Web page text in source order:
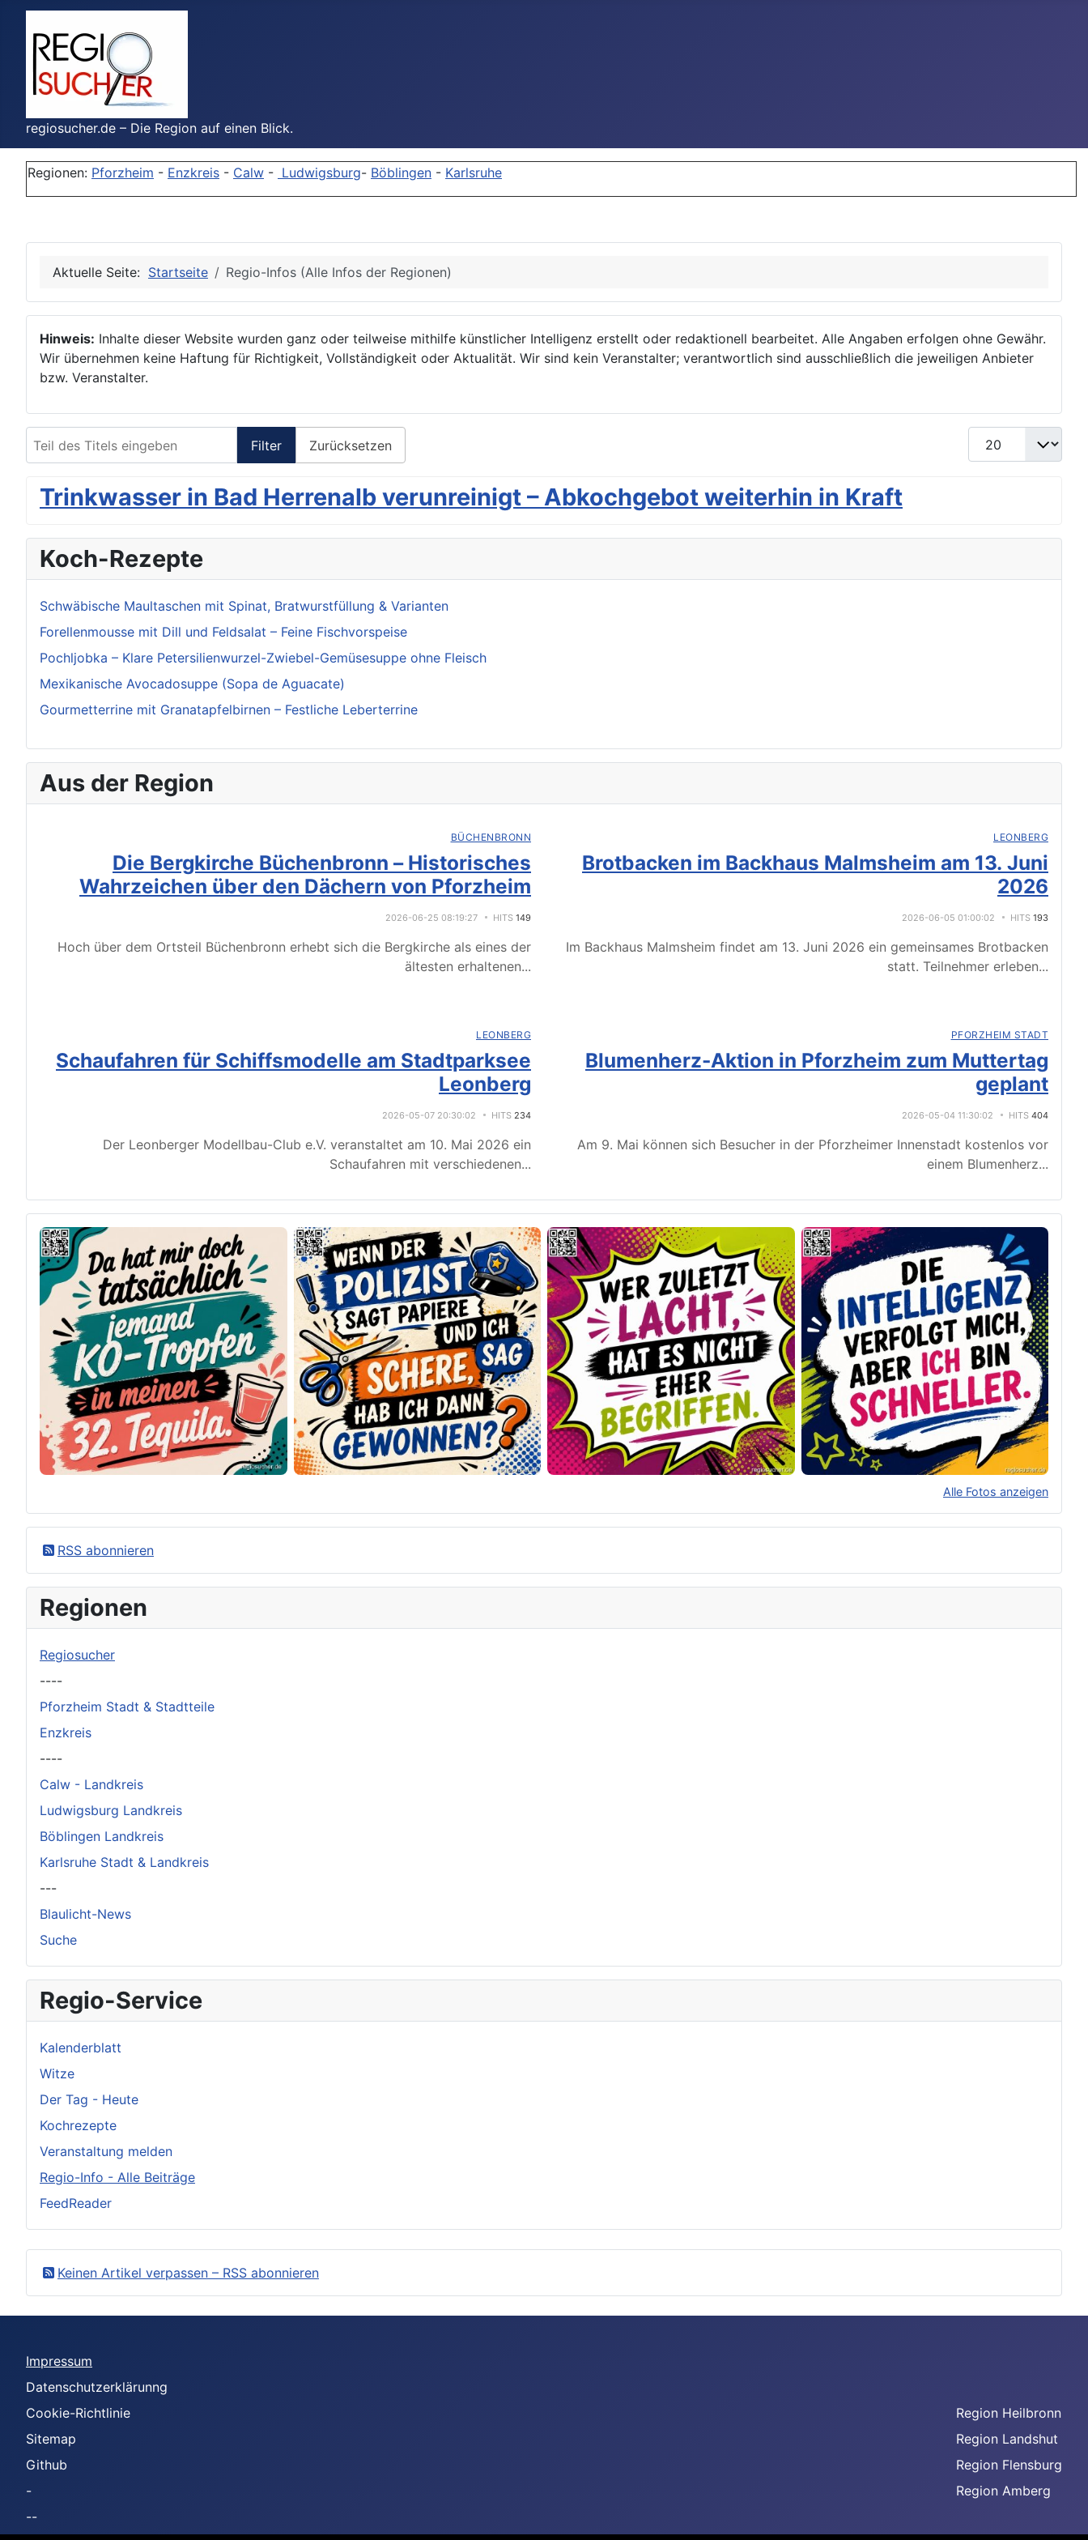
regiosucher.de – Die Region auf einen Blick.
Regionen: Pforzheim - Enzkreis - Calw - Ludwigsburg- Böblingen - Karlsruhe
Aktuelle Seite: Startseite Regio-Infos (Alle Infos der Regionen)
Hinweis: Inhalte dieser Website wurden ganz oder teilweise mithilfe künstlicher Intelligenz erstellt oder redaktionell bearbeitet. Alle Angaben erfolgen ohne Gewähr.
Wir übernehmen keine Haftung für Richtigkeit, Vollständigkeit oder Aktualität. Wir sind kein Veranstalter; verantwortlich sind ausschließlich die jeweiligen Anbieter
bzw. Veranstalter.
Filter Zurücksetzen
Anzeige #
Trinkwasser in Bad Herrenalb verunreinigt – Abkochgebot weiterhin in Kraft
Koch-Rezepte
Schwäbische Maultaschen mit Spinat, Bratwurstfüllung & Varianten
Forellenmousse mit Dill und Feldsalat – Feine Fischvorspeise
Pochljobka – Klare Petersilienwurzel-Zwiebel-Gemüsesuppe ohne Fleisch
Mexikanische Avocadosuppe (Sopa de Aguacate)
Gourmetterrine mit Granatapfelbirnen – Festliche Leberterrine
Aus der Region
BÜCHENBRONN
Die Bergkirche Büchenbronn – Historisches
Wahrzeichen über den Dächern von Pforzheim
2026-06-25 08:19:27 HITS 149
Hoch über dem Ortsteil Büchenbronn erhebt sich die Bergkirche als eines der
ältesten erhaltenen...
LEONBERG
Brotbacken im Backhaus Malmsheim am 13. Juni
2026
2026-06-05 01:00:02 HITS 193
Im Backhaus Malmsheim findet am 13. Juni 2026 ein gemeinsames Brotbacken
statt. Teilnehmer erleben...
LEONBERG
Schaufahren für Schiffsmodelle am Stadtparksee
Leonberg
2026-05-07 20:30:02 HITS 234
Der Leonberger Modellbau-Club e.V. veranstaltet am 10. Mai 2026 ein
Schaufahren mit verschiedenen...
PFORZHEIM STADT
Blumenherz-Aktion in Pforzheim zum Muttertag
geplant
2026-05-04 11:30:02 HITS 404
Am 9. Mai können sich Besucher in der Pforzheimer Innenstadt kostenlos vor
einem Blumenherz...
Alle Fotos anzeigen
RSS abonnieren
Regionen
Regiosucher
----
Pforzheim Stadt & Stadtteile
Enzkreis
----
Calw - Landkreis
Ludwigsburg Landkreis
Böblingen Landkreis
Karlsruhe Stadt & Landkreis
---
Blaulicht-News
Suche
Regio-Service
Kalenderblatt
Witze
Der Tag - Heute
Kochrezepte
Veranstaltung melden
Regio-Info - Alle Beiträge
FeedReader
Keinen Artikel verpassen – RSS abonnieren
Impressum
Datenschutzerklärunng
Cookie-Richtlinie
Sitemap
Github
-
--
Region Heilbronn
Region Landshut
Region Flensburg
Region Amberg